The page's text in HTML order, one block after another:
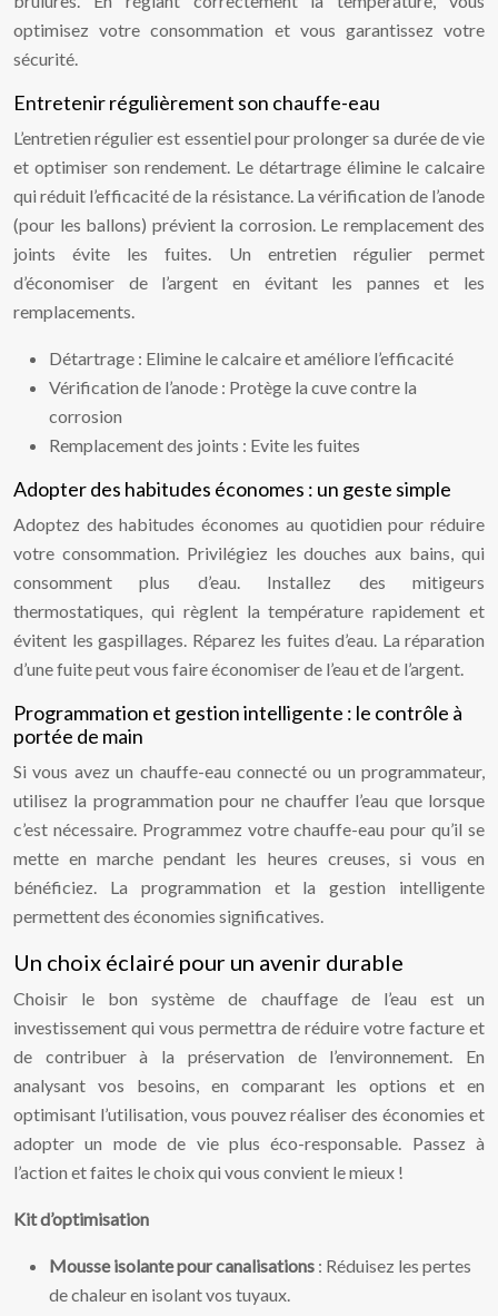
optimisez votre consommation et vous garantissez votre
sécurité.
Entretenir régulièrement son chauffe-eau
L’entretien régulier est essentiel pour prolonger sa durée de vie
et optimiser son rendement. Le détartrage élimine le calcaire
qui réduit l’efficacité de la résistance. La vérification de l’anode
(pour les ballons) prévient la corrosion. Le remplacement des
joints évite les fuites. Un entretien régulier permet
d’économiser de l’argent en évitant les pannes et les
remplacements.
Détartrage : Elimine le calcaire et améliore l’efficacité
Vérification de l’anode : Protège la cuve contre la
corrosion
Remplacement des joints : Evite les fuites
Adopter des habitudes économes : un geste simple
Adoptez des habitudes économes au quotidien pour réduire
votre consommation. Privilégiez les douches aux bains, qui
consomment plus d’eau. Installez des mitigeurs
thermostatiques, qui règlent la température rapidement et
évitent les gaspillages. Réparez les fuites d’eau. La réparation
d’une fuite peut vous faire économiser de l’eau et de l’argent.
Programmation et gestion intelligente : le contrôle à
portée de main
Si vous avez un chauffe-eau connecté ou un programmateur,
utilisez la programmation pour ne chauffer l’eau que lorsque
c’est nécessaire. Programmez votre chauffe-eau pour qu’il se
mette en marche pendant les heures creuses, si vous en
bénéficiez. La programmation et la gestion intelligente
permettent des économies significatives.
Un choix éclairé pour un avenir durable
Choisir le bon système de chauffage de l’eau est un
investissement qui vous permettra de réduire votre facture et
de contribuer à la préservation de l’environnement. En
analysant vos besoins, en comparant les options et en
optimisant l’utilisation, vous pouvez réaliser des économies et
adopter un mode de vie plus éco-responsable. Passez à
l’action et faites le choix qui vous convient le mieux !
Kit d’optimisation
Mousse isolante pour canalisations : Réduisez les pertes
de chaleur en isolant vos tuyaux.